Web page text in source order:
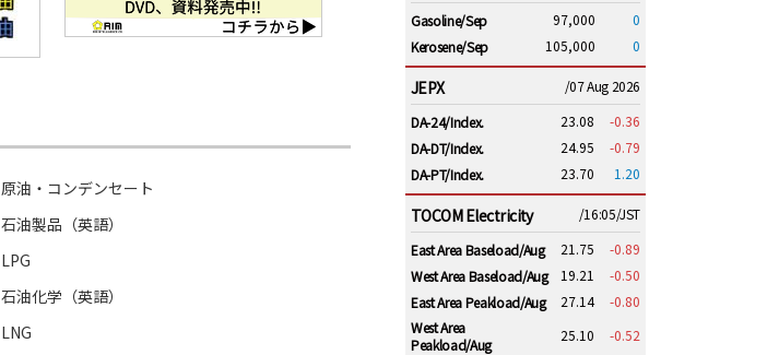
原油・コンデンセート
石油製品（英語）
LPG
石油化学（英語）
LNG
Gasoline/Sep
97,000
0
Kerosene/Sep
105,000 0
JEPX
/07 Aug 2026
DA-24/Index.
23.08
-0.36
DA-DT/Index.
24.95
-0.79
DA-PT/Index.
23.70 1.20
TOCOM Electricity
/16:05/JST
East Area Baseload/Aug
21.75
-0.89
West Area Baseload/Aug
19.21
-0.50
East Area Peakload/Aug
27.14
-0.80
West Area
Peakload/Aug
25.10 -0.52